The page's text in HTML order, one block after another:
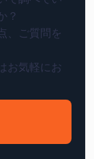
？
、ご質問を
お気軽にお